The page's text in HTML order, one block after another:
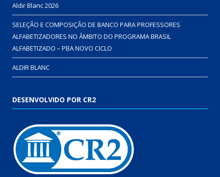
Aldir Blanc 2026
SELEÇÃO E COMPOSIÇÃO DE BANCO PARA PROFESSORES
ALFABETIZADORES NO ÂMBITO DO PROGRAMA BRASIL
ALFABETIZADO – PBA NOVO CICLO
ALDIR BLANC
DESENVOLVIDO POR CR2